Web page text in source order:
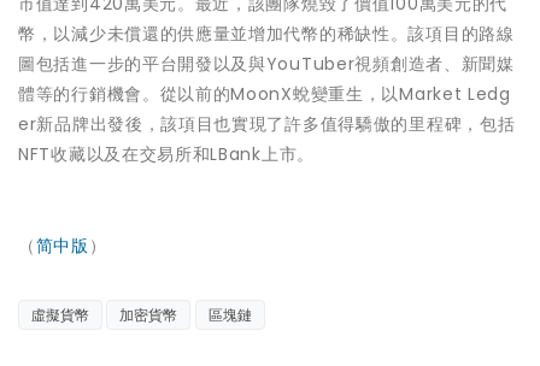
幣，以減少未償還的供應量並增加代幣的稀缺性。該項目的路線
圖包括進一步的平台開發以及與YouTuber視頻創造者、新聞媒
體等的行銷機會。從以前的MoonX蛻變重生，以Market Ledg
er新品牌出發後，該項目也實現了許多值得驕傲的里程碑，包括
NFT收藏以及在交易所和LBank上市。
（简中版）
虛擬貨幣 加密貨幣 區塊鏈